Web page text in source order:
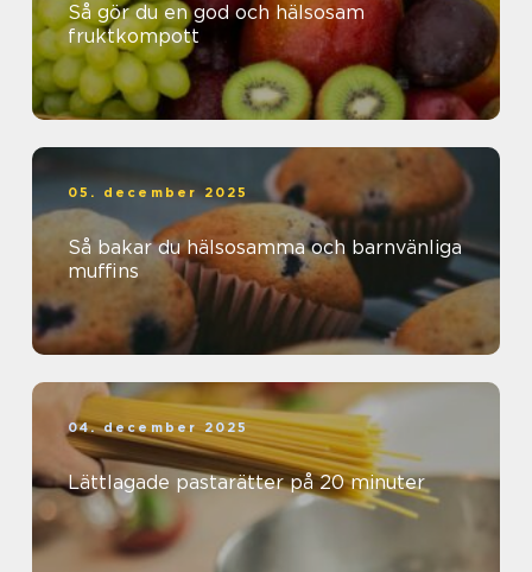
Så gör du en god och hälsosam
fruktkompott
05. december 2025
Så bakar du hälsosamma och barnvänliga
muffins
04. december 2025
Lättlagade pastarätter på 20 minuter